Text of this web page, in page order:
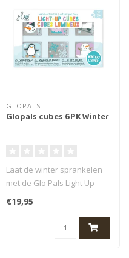
GLOPALS
Glopals cubes 6PK Winter
Laat de winter sprankelen
met de Glo Pals Light Up
Cubes Winter (6st) – een li..
€19,95